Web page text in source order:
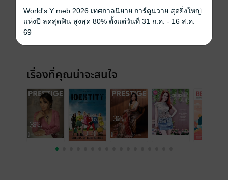
เรื่องที่คุณน่าจะสนใจ
World's Y meb 2026 เทศกาลนิยาย การ์ตูนวาย สุดยิ่งใหญ่
แห่งปี ลดสุดฟิน สูงสุด 80% ตั้งแต่วันที่ 31 ก.ค. - 16 ส.ค.
69